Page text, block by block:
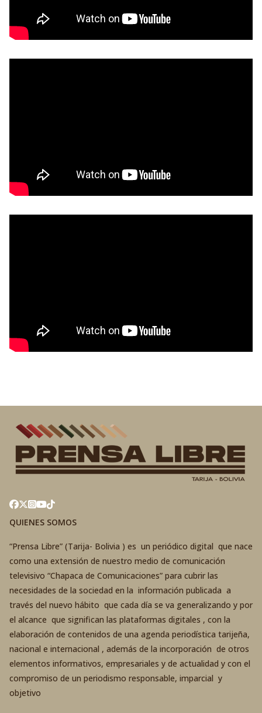
QUIENES SOMOS
“Prensa Libre” (Tarija- Bolivia ) es un periódico digital que nace
como una extensión de nuestro medio de comunicación
televisivo “Chapaca de Comunicaciones” para cubrir las
necesidades de la sociedad en la información publicada a
través del nuevo hábito que cada día se va generalizando y por
el alcance que significan las plataformas digitales , con la
elaboración de contenidos de una agenda periodística tarijeña,
nacional e internacional , además de la incorporación de otros
elementos informativos, empresariales y de actualidad y con el
compromiso de un periodismo responsable, imparcial y
objetivo